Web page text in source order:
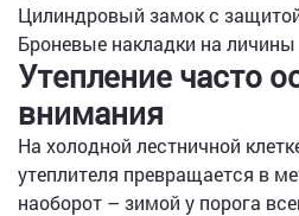
Цилиндровый замок с
Броневые накладки на личины
Утепление часто
внимания
На холодной лестничной
утеплителя превращается в
наоборот – зимой у порога